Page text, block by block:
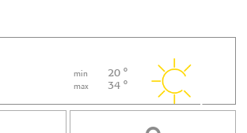
min 20 °
max 34 °